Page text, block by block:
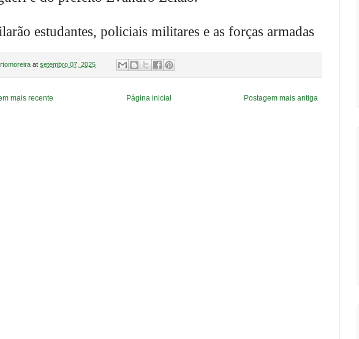
estudantes, policiais militares e as forças armadas
at setembro 07, 2025
mais recente Postagem mais antiga
Página inicial